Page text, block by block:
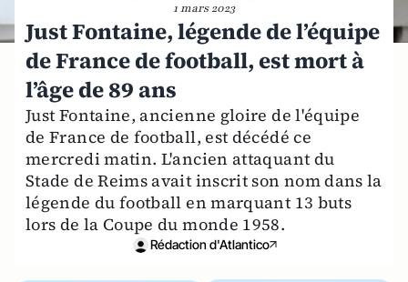
1 mars 2023
Just Fontaine, légende de l’équipe
de France de football, est mort à
l’âge de 89 ans
Just Fontaine, ancienne gloire de l'équipe
de France de football, est décédé ce
mercredi matin. L'ancien attaquant du
Stade de Reims avait inscrit son nom dans la
légende du football en marquant 13 buts
lors de la Coupe du monde 1958.
Rédaction d'Atlantico